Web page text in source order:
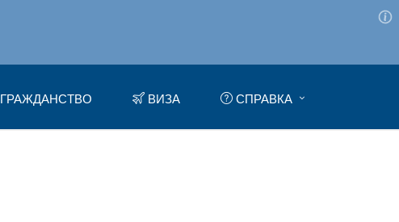
ГРАЖДАНСТВО ВИЗА СПРАВКА